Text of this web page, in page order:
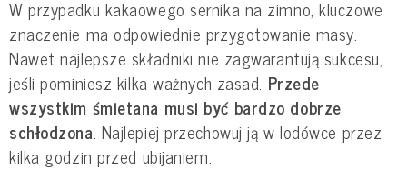
W przypadku kakaowego sernika na zimno, kluczowe
znaczenie ma odpowiednie przygotowanie masy.
Nawet najlepsze składniki nie zagwarantują sukcesu,
jeśli pominiesz kilka ważnych zasad. Przede
wszystkim śmietana musi być bardzo dobrze
schłodzona. Najlepiej przechowuj ją w lodówce przez
kilka godzin przed ubijaniem.